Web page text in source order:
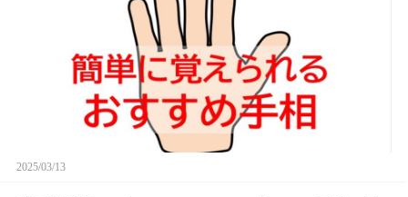
2025/03/13